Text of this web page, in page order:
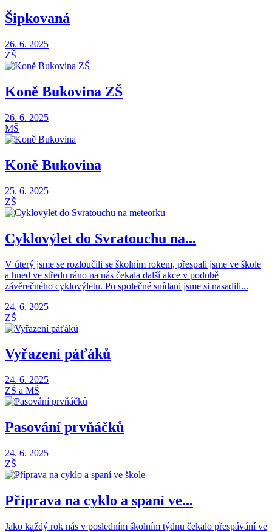
Šipkovaná
26. 6. 2025
ZŠ
Koně Bukovina ZŠ
26. 6. 2025
MŠ
Koně Bukovina
25. 6. 2025
ZŠ
Cyklovýlet do Svratouchu na...
V úterý jsme se rozloučili se školním rokem, přespali jsme ve škole
a hned ve středu ráno na nás čekala další akce v podobě
závěrečného cyklovýletu. Po společné snídani jsme si nasadili...
24. 6. 2025
ZŠ
Vyřazení páťáků
24. 6. 2025
ZŠ a MŠ
Pasování prvňáčků
24. 6. 2025
ZŠ
Příprava na cyklo a spaní ve...
Jako každý rok nás v posledním školním týdnu čekalo přespávání ve